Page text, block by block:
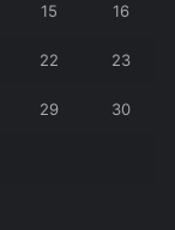
15 16
22 23
29 30